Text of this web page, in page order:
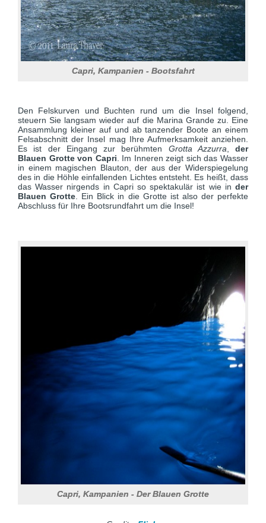
Capri, Kampanien - Bootsfahrt
Den Felskurven und Buchten rund um die Insel folgend,
steuern Sie langsam wieder auf die Marina Grande zu. Eine
Ansammlung kleiner auf und ab tanzender Boote an einem
Felsabschnitt der Insel mag Ihre Aufmerksamkeit anziehen.
Es ist der Eingang zur berühmten Grotta Azzurra
der
Blauen Grotte von Capri . Im Inneren zeigt sich das Wasser
in einem magischen Blauton, der aus der Widerspiegelung
des in die Höhle einfallenden Lichtes entsteht. Es heißt, dass
das Wasser nirgends in Capri so spektakulär ist wie in der
Blauen Grotte . Ein Blick in die Grotte ist also der perfekte
Abschluss für Ihre Bootsrundfahrt um die Insel!
Capri, Kampanien - Der Blauen Grotte